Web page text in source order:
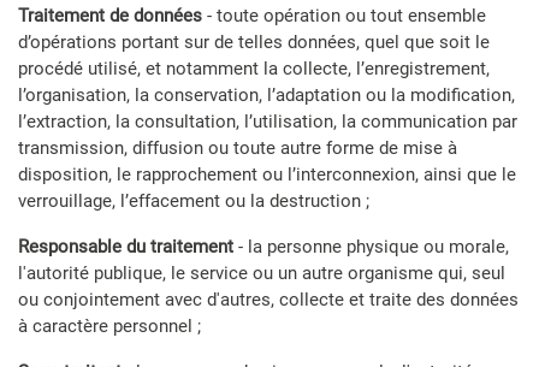
Traitement de données - toute opération ou tout ensemble
d’opérations portant sur de telles données, quel que soit le
procédé utilisé, et notamment la collecte, l’enregistrement,
l’organisation, la conservation, l’adaptation ou la modification,
l’extraction, la consultation, l’utilisation, la communication par
transmission, diffusion ou toute autre forme de mise à
disposition, le rapprochement ou l’interconnexion, ainsi que le
verrouillage, l’effacement ou la destruction ;
Responsable du traitement - la personne physique ou morale,
l'autorité publique, le service ou un autre organisme qui, seul
ou conjointement avec d'autres, collecte et traite des données
à caractère personnel ;